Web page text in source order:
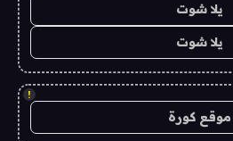
يلا شوت
يلا شوت
!
موقع كورة